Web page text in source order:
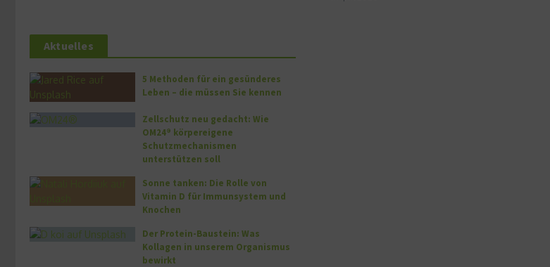
Aktuelles
5 Methoden für ein gesünderes
Leben – die müssen Sie kennen
Zellschutz neu gedacht: Wie
OM24® körpereigene
Schutzmechanismen
unterstützen soll
Sonne tanken: Die Rolle von
Vitamin D für Immunsystem und
Knochen
Der Protein-Baustein: Was
Kollagen in unserem Organismus
bewirkt